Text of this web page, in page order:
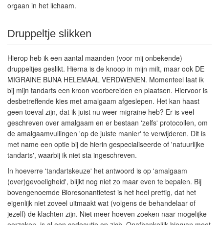
orgaan in het lichaam.
Druppeltje slikken
Hierop heb ik een aantal maanden (voor mij onbekende)
druppeltjes geslikt. Hierna is de knoop in mijn milt, maar ook DE
MIGRAINE BIJNA HELEMAAL VERDWENEN. Momenteel laat ik
bij mijn tandarts een kroon voorbereiden en plaatsen. Hiervoor is
desbetreffende kies met amalgaam afgeslepen. Het kan haast
geen toeval zijn, dat ik juist nu weer migraine heb? Er is veel
geschreven over amalgaam en er bestaan 'zelfs' protocollen, om
de amalgaamvullingen 'op de juiste manier' te verwijderen. Dit is
met name een optie bij de hierin gespecialiseerde of 'natuurlijke
tandarts', waarbij ik niet sta ingeschreven.
In hoeverre 'tandartskeuze' het antwoord is op 'amalgaam
(over)gevoeligheid', blijkt nog niet zo maar even te bepalen. Bij
bovengenoemde Bioresonantietest is het heel prettig, dat het
eigenlijk niet zoveel uitmaakt wat (volgens de behandelaar of
jezelf) de klachten zijn. Niet meer hoeven zoeken naar mogelijke